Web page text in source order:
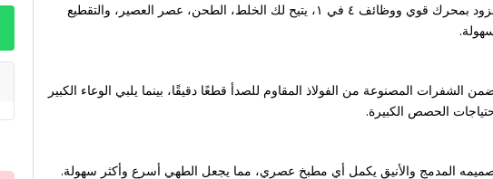
مزود بمحرك قوي ووظائف ٤ في ١، يتيح لك الخلط، الطحن، عصر العصير، والتقطيع
الشفرات المصنوعة من الفولاذ المقاوم للصدأ قطعًا دقيقًا، بينما يلبي الوعاء الكبير
الحصص الكبيرة.
المدمج والأنيق يكمل أي مطبخ عصري، مما يجعل الطهي أسرع وأكثر سهولة.